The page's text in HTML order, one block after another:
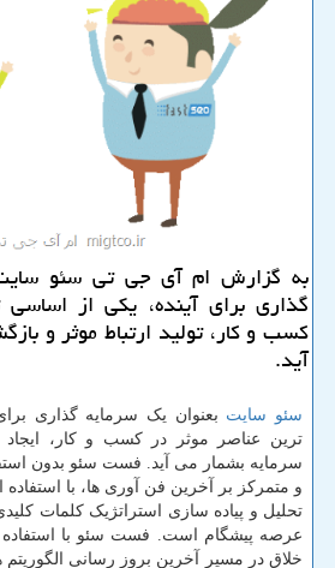
به گزارش ام آی جی تی سئو
گذاری برای آینده، یكی از
كسب و كار، تولید ارتباط موثر و
آید.
سئو سایت بعنوان یک سرمایه گذاری
ترین عناصر موثر در کسب و کار، ایجاد
سرمایه بشمار می آید. فست سئو بدون
و متمرکز بر آخرین فن آوری ها، با
تحلیل و پیاده سازی استراتژیک کلمات
عرصه پیشگام است. فست سئو با استفاده
خلاق در مسیر آخرین بروز رسانی